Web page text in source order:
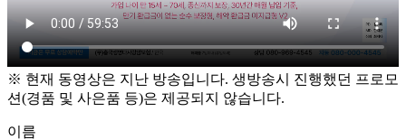
※ 현재 동영상은 지난 방송입니다. 생방송시 진행했던 프로모
션(경품 및 사은품 등)은 제공되지 않습니다.
이름